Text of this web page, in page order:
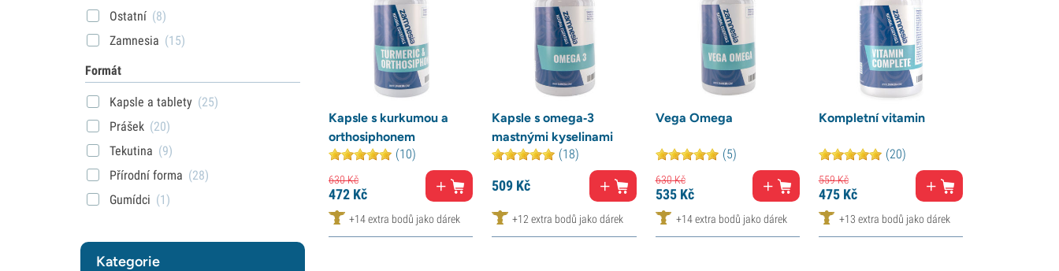
Kapsle s kurkumou a
orthosiphonem
(10)
630Kč
472 Kč
+14 extra bodů jako dárek
Kapsle s omega‑3
mastnými kyselinami
(18)
509 Kč
+12 extra bodů jako dárek
Vega Omega
(5)
630Kč
535Kč
+14 extra bodů jako dárek
Kompletní vitamin
(20)
559Kč
475Kč
+13 extra bodů jako dárek
Ostatní (8)
Zamnesia (15)
Formát
Kapsle a tablety (25)
Prášek (20)
Tekutina (9)
Přírodní forma (28)
Gumídci (1)
Kategorie